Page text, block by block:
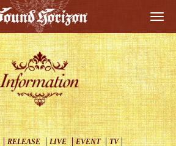
RELEASE LIVE EVENT
TV